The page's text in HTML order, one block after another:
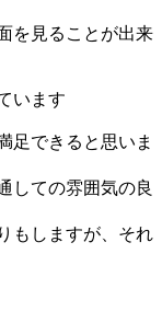
を見ることが出来
います
足できると思いま
しての雰囲気の良
もしますが、それ